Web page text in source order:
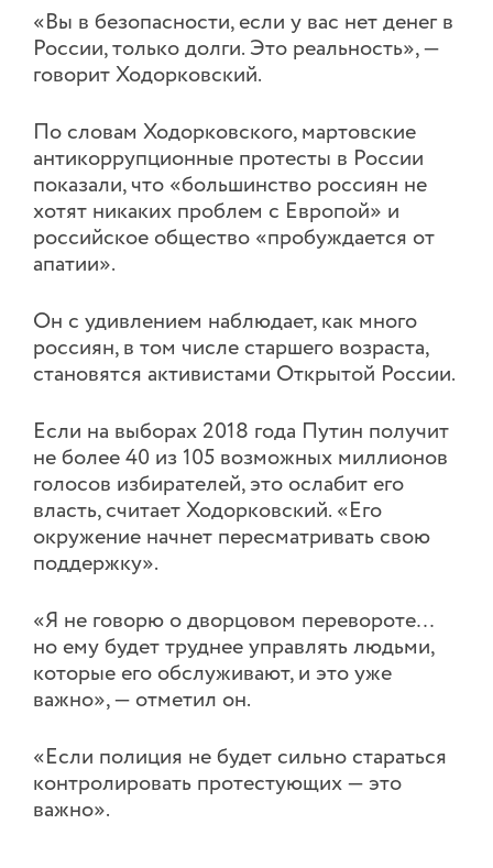
«Вы в безопасности, если у вас нет денег в
России, только долги. Это реальность», —
говорит Ходорковский.
По словам Ходорковского, мартовские
антикоррупционные протесты в России
показали, что «большинство россиян не
хотят никаких проблем с Европой» и
российское общество «пробуждается от
апатии».
Он с удивлением наблюдает, как много
россиян, в том числе старшего возраста,
становятся активистами Открытой России.
Если на выборах 2018 года Путин получит
не более 40 из 105 возможных миллионов
голосов избирателей, это ослабит его
власть, считает Ходорковский. «Его
окружение начнет пересматривать свою
поддержку».
«Я не говорю о дворцовом перевороте…
но ему будет труднее управлять людьми,
которые его обслуживают, и это уже
важно», — отметил он.
«Если полиция не будет сильно стараться
контролировать протестующих — это
важно».